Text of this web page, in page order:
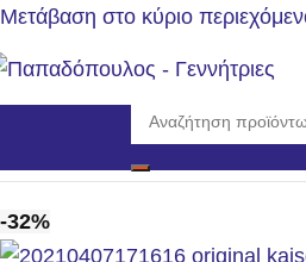
Μετάβαση στο κύριο
Αρχική σελίδα/Εργαλεία/
-32%